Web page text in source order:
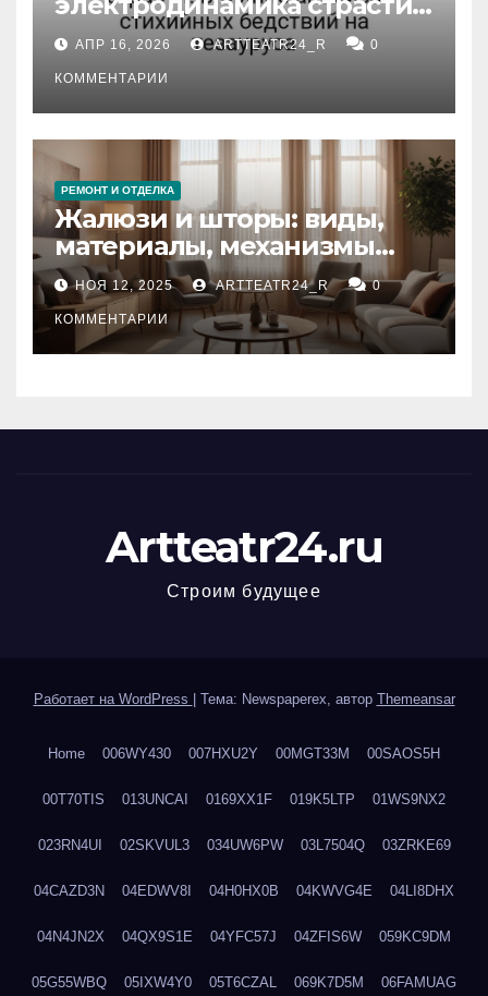
влияние анализа
стихийных бедствий на
тезауруса
АПР 16, 2026 ARTTEATR24_R 0
КОММЕНТАРИИ
РЕМОНТ И ОТДЕЛКА
Жалюзи и шторы: виды,
материалы, механизмы
управления и уход
НОЯ 12, 2025 ARTTEATR24_R 0
КОММЕНТАРИИ
Artteatr24.ru
Строим будущее
Работает на WordPress Тема: Newspaperex, автор Themeansar
Home 006WY430 007HXU2Y 00MGT33M 00SAOS5H
00T70TIS 013UNCAI 0169XX1F 019K5LTP 01WS9NX2
023RN4UI 02SKVUL3 034UW6PW 03L7504Q 03ZRKE69
04CAZD3N 04EDWV8I 04H0HX0B 04KWVG4E 04LI8DHX
04N4JN2X 04QX9S1E 04YFC57J 04ZFIS6W 059KC9DM
05G55WBQ 05IXW4Y0 05T6CZAL 069K7D5M 06FAMUAG